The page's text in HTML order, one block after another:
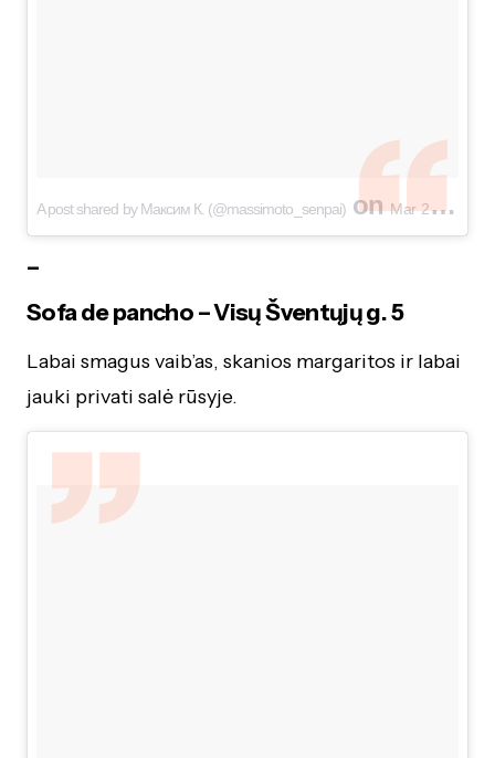
A post shared by Максим К. (@massimoto_senpai)onMar 24, 2017 at 1:55pm PDT
–
Sofa de pancho – Visų Šventųjų g. 5
Labai smagus vaib’as, skanios margaritos ir labai
jauki privati salė rūsyje.